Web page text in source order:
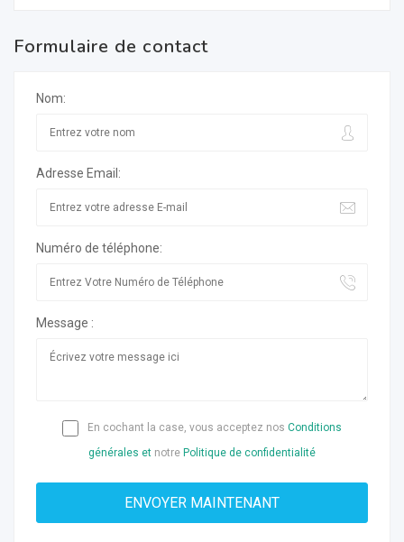
Formulaire de contact
Nom:
Adresse Email:
Numéro de téléphone:
Message :
En cochant la case, vous acceptez nos Conditions
générales et notre Politique de confidentialité